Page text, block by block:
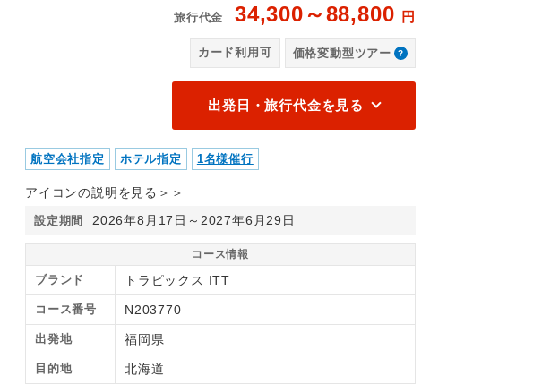
旅行代金 34,300～88,800 円
カード利用可 価格変動型ツアー
出発日・旅行代金を見る
航空会社指定 ホテル指定 1名様催行
アイコンの説明を見る＞＞
設定期間 2026年8月17日～2027年6月29日
コース情報
ブランド トラピックス ITT
コース番号 N203770
出発地 福岡県
目的地 北海道